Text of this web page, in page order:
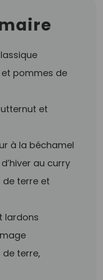
pommes de
et
à la béchamel
au curry
de terre et
lardons
terre,